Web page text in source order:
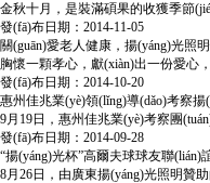
金秋十月，是裝滿碩果的收獲季節
發(fā)布日期：2014-11-05
關(guān)愛老人健康，揚(yáng)光照
胸懷一顆孝心，獻(xiàn)出一份愛心
發(fā)布日期：2014-10-20
惠州佳兆業(yè)領(lǐng)導(dǎo)考察揚
9月19日，惠州佳兆業(yè)考察團
發(fā)布日期：2014-09-28
“揚(yáng)光杯”高爾夫球球友聯(lián)
8月26日，由廣東揚(yáng)光照明贊